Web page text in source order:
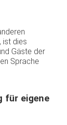
ist dies
Gäste der
Sprache
für eigene